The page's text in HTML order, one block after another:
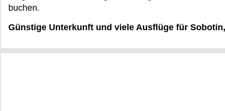
buchen.
Günstige Unterkunft und viele Ausflüge für